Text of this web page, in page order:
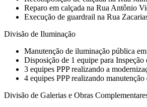
Reparo em calçada na Rua Antônio
Execução de guardrail na Rua
Divisão de Iluminação
Manutenção de iluminação pública
Disposição de 1 equipe para
3 equipes PPP realizando a
4 equipes PPP realizando
Divisão de Galerias e Obras